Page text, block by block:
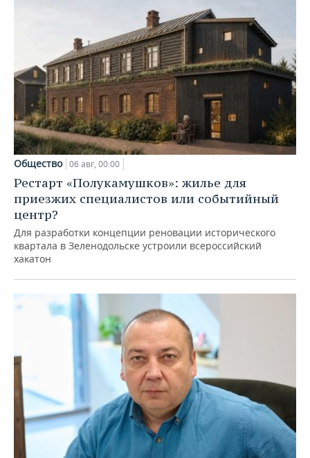
Общество 06 авг, 00:00
Рестарт «Полукамушков»: жилье для
приезжих специалистов или событийный
центр?
Для разработки концепции реновации исторического
квартала в Зеленодольске устроили всероссийский
хакатон